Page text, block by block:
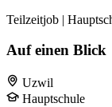
Teilzeitjob |
Auf einen Blick
Uzwil
Hauptschule